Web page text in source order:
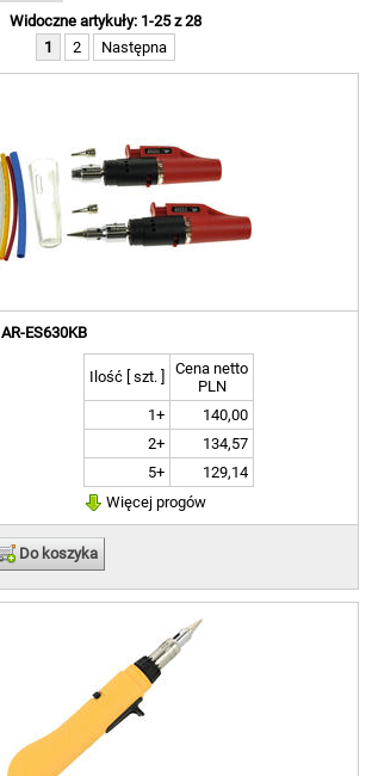
Widoczne artykuły: 1-25 z 28
1
2 Następna
ES630KB
Ilość [ szt. ]
Cena netto
PLN
1+
140,00
2+
134,57
5+
129,14
Więcej progów
Do koszyka